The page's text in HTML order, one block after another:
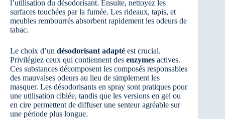
l’utilisation du désodorisant. Ensuite, nettoyez les
surfaces touchées par la fumée. Les rideaux, tapis, et
meubles rembourrés absorbent rapidement les odeurs de
tabac.
Le choix d’un désodorisant adapté est crucial.
Privilégiez ceux qui contiennent des enzymes actives.
Ces substances décomposent les composés responsables
des mauvaises odeurs au lieu de simplement les
masquer. Les désodorisants en spray sont pratiques pour
une utilisation ciblée, tandis que les versions en gel ou
en cire permettent de diffuser une senteur agréable sur
une période plus longue.